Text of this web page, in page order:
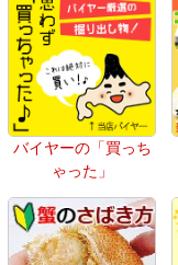
バイヤーの「買っち
ゃった」